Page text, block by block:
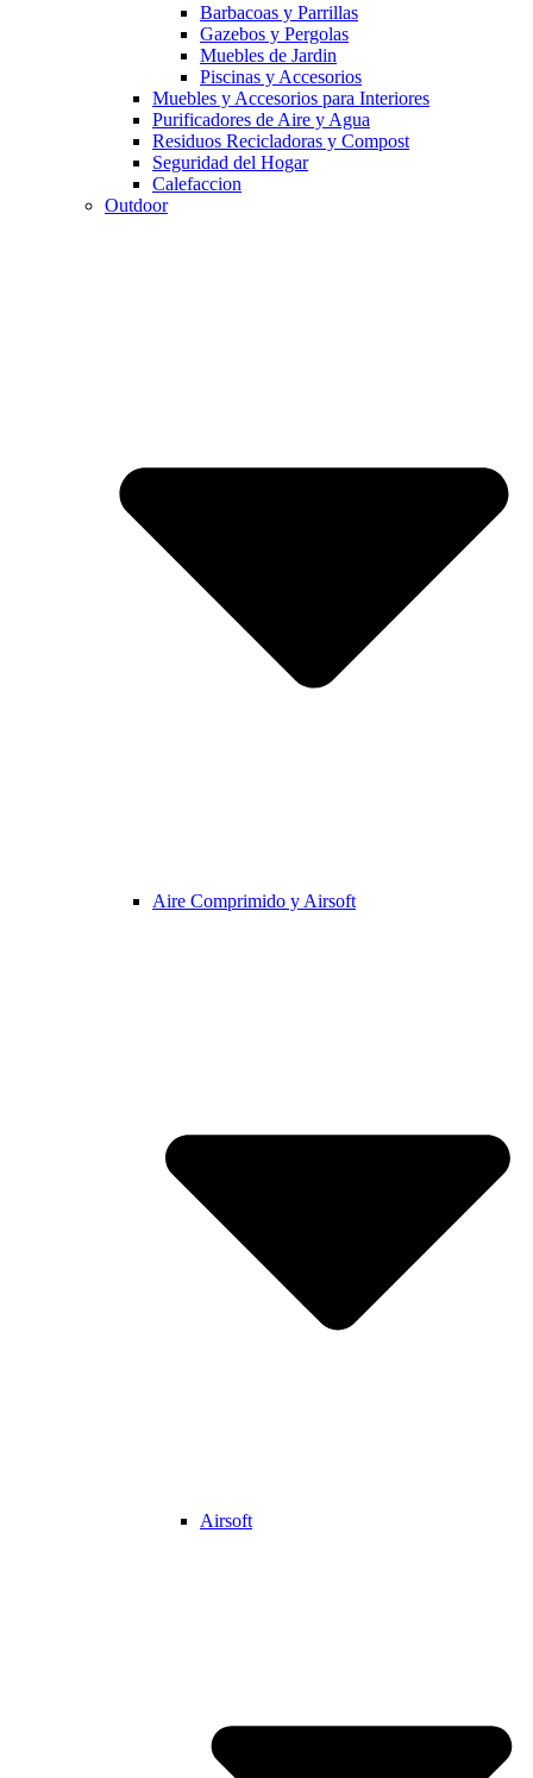
Barbacoas y Parrillas
Gazebos y Pergolas
Muebles de Jardin
Piscinas y Accesorios
Muebles y Accesorios para Interiores
Purificadores de Aire y Agua
Residuos Recicladoras y Compost
Seguridad del Hogar
Calefaccion
Outdoor
Aire Comprimido y Airsoft
Airsoft